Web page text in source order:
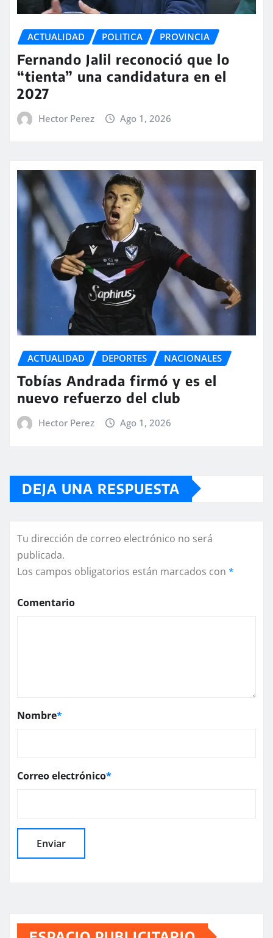
ACTUALIDAD POLITICA PROVINCIA
Fernando Jalil reconoció que lo
“tienta” una candidatura en el
2027
Hector Perez Ago 1, 2026
ACTUALIDAD DEPORTES NACIONALES
Tobías Andrada firmó y es el
nuevo refuerzo del club
Hector Perez Ago 1, 2026
DEJA UNA RESPUESTA
Tu dirección de correo electrónico no será
publicada.
Los campos obligatorios están marcados con *
Comentario
Nombre*
Correo electrónico*